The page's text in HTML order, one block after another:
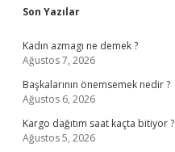
Sidebar
Son Yazılar
Kadın azmagı ne demek ?
Ağustos 7, 2026
Başkalarının önemsemek nedir ?
Ağustos 6, 2026
Kargo dağıtım saat kaçta bitiyor ?
Ağustos 5, 2026